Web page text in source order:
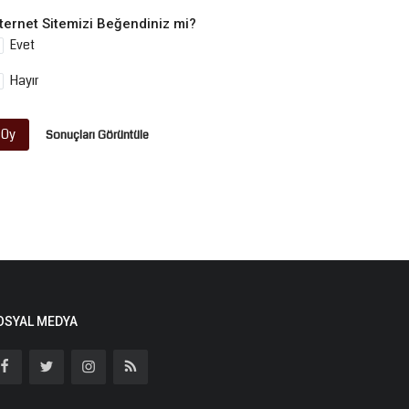
Sitemizi Beğendiniz mi?
Evet
Hayır
Oy Sonuçları Görüntüle
MEDYA